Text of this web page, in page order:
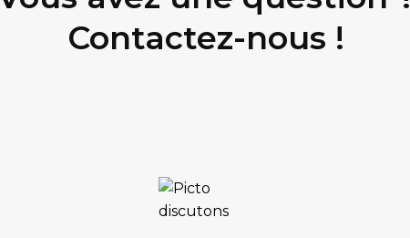
Contactez-nous !